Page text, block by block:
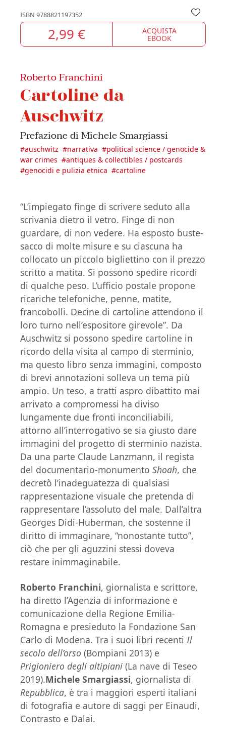
ISBN 9788821197352
2,99 € ACQUISTA
EBOOK
Roberto Franchini
Cartoline da
Auschwitz
Prefazione di Michele Smargiassi
#auschwitz #narrativa #political science / genocide &
war crimes #antiques & collectibles / postcards
#genocidi e pulizia etnica #cartoline
“L’impiegato finge di scrivere seduto alla
scrivania dietro il vetro. Finge di non
guardare, di non vedere. Ha esposto buste-
sacco di molte misure e su ciascuna ha
collocato un piccolo bigliettino con il prezzo
scritto a matita. Si possono spedire ricordi
di qualche peso. L’ufficio postale propone
ricariche telefoniche, penne, matite,
francobolli. Decine di cartoline attendono il
loro turno nell’espositore girevole”. Da
Auschwitz si possono spedire cartoline in
ricordo della visita al campo di sterminio,
ma questo libro senza immagini, composto
di brevi annotazioni solleva un tema più
ampio. Un teso, a tratti aspro dibattito mai
arrivato a compromessi ha diviso
lungamente due fronti inconciliabili,
attorno all’interrogativo se sia giusto dare
immagini del progetto di sterminio nazista.
Da una parte Claude Lanzmann, il regista
del documentario-monumento Shoah, che
decretò l’inadeguatezza di qualsiasi
rappresentazione visuale che pretenda di
rappresentare l’assoluto del male. Dall’altra
Georges Didi-Huberman, che sostenne il
diritto di immaginare, “nonostante tutto”,
ciò che per gli aguzzini stessi doveva
restare inimmaginabile.
Roberto Franchini, giornalista e scrittore,
ha diretto l’Agenzia di informazione e
comunicazione della Regione Emilia-
Romagna e presieduto la Fondazione San
Carlo di Modena. Tra i suoi libri recentiIl
secolo dell’orso (Bompiani 2013) e
Prigioniero degli altipiani (La nave di Teseo
2019).Michele Smargiassi, giornalista di
Repubblica, è tra i maggiori esperti italiani
di fotografia e autore di saggi per Einaudi,
Contrasto e Dalai.